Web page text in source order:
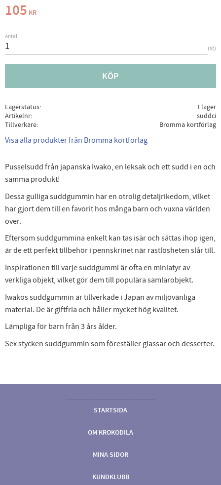
105 KR
Antal
st
KÖP
Lagerstatus
I lager
Artikelnr
suddci
Tillverkare
Bromma kortförlag
Visa alla produkter från Bromma kortförlag
Pusselsudd från japanska Iwako, en leksak och ett sudd i en och
samma produkt!
Dessa gulliga suddgummin har en otrolig detaljrikedom, vilket
har gjort dem till en favorit hos många barn och vuxna världen
över.
Eftersom suddgummina enkelt kan tas isär och sättas ihop igen,
är de ett perfekt tillbehör i pennskrinet när rastlösheten slår till.
Inspirationen till varje suddgummi är ofta en miniatyr av
verkliga objekt, vilket gör dem till populära samlarobjekt.
Iwakos suddgummin är tillverkade i Japan av miljövänliga
material. De är giftfria och håller mycket hög kvalitet.
Lämpliga för barn från 3 års ålder.
Sex stycken suddgummin som föreställer glassar och desserter.
STARTSIDA
OM KROKODILA
MINA SIDOR
KUNDKLUBB